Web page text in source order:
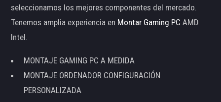
seleccionamos los mejores componentes del mercado.
Tenemos amplia experiencia en Montar Gaming PC AMD
Intel.
MONTAJE GAMING PC A MEDIDA
MONTAJE ORDENADOR CONFIGURACIÓN
PERSONALIZADA